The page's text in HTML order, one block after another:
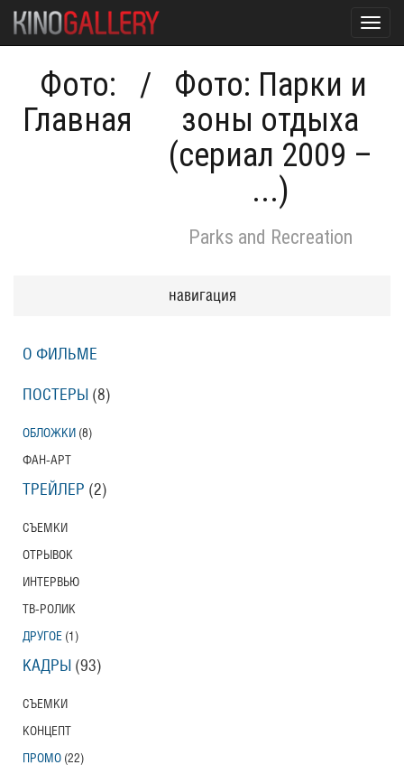
Фото:
Главная
/
Фото: Парки и
зоны отдыха
(сериал 2009 –
...)
Parks and Recreation
навигация
О ФИЛЬМЕ
ПОСТЕРЫ (8)
ОБЛОЖКИ (8)
ФАН-АРТ
ТРЕЙЛЕР (2)
СЪЕМКИ
ОТРЫВОК
ИНТЕРВЬЮ
ТВ-РОЛИК
ДРУГОЕ (1)
КАДРЫ (93)
СЪЕМКИ
КОНЦЕПТ
ПРОМО (22)